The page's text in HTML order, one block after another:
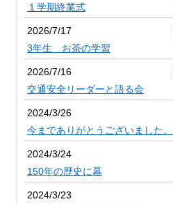
１学期終業式
2026/7/17
3年生 お茶の学習
2026/7/16
交通安全リーダーと語る会
2024/3/26
今までありがとうございました。
2024/3/24
150年の歴史に幕
2024/3/23